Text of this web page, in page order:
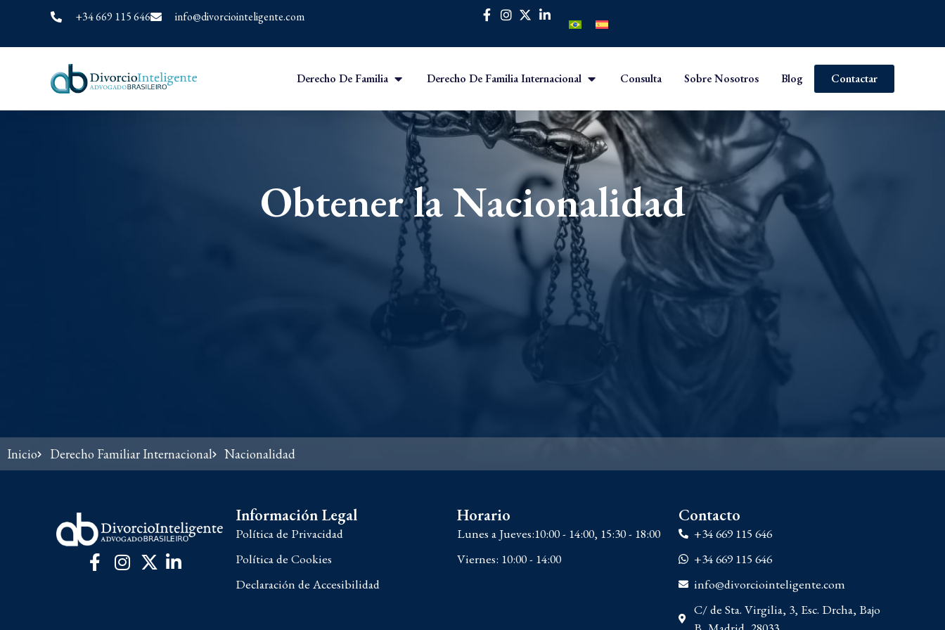
+34 669 115 646 info@divorciointeligente.com
Derecho De Familia Derecho De Familia Internacional Consulta Sobre Nosotros Blog Contactar
Obtener la Nacionalidad
Inicio Derecho Familiar Internacional Nacionalidad
Información Legal
Política de Privacidad
Política de Cookies
Declaración de Accesibilidad
Horario
Lunes a Jueves:10:00 - 14:00, 15:30 - 18:00
Viernes: 10:00 - 14:00
Contacto
+34 669 115 646
+34 669 115 646
info@divorciointeligente.com
C/ de Sta. Virgilia, 3, Esc. Drcha, Bajo